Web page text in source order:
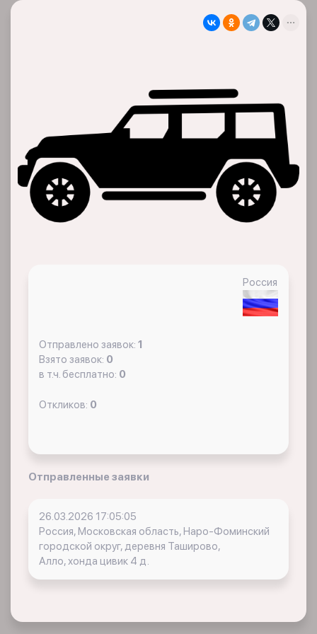
Россия
Отправлено заявок: 1
Взято заявок: 0
в т.ч. бесплатно: 0
Откликов: 0
Отправленные заявки
26.03.2026 17:05:05
Россия, Московская область, Наро-Фоминский
городской округ, деревня Таширово,
Алло, хонда цивик 4 д.